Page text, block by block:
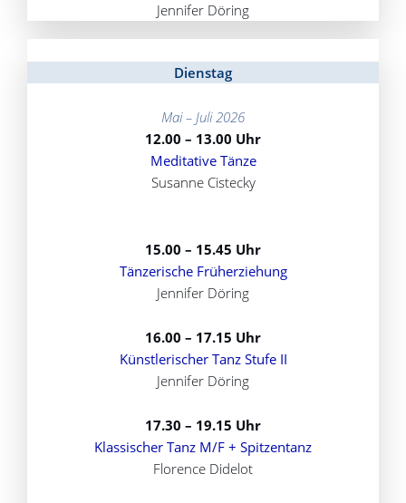
Jennifer Döring
Dienstag
Mai – Juli 2026
12.00 – 13.00 Uhr
Meditative Tänze
Susanne Cistecky
15.00 – 15.45 Uhr
Tänzerische Früherziehung
Jennifer Döring
16.00 – 17.15 Uhr
Künstlerischer Tanz Stufe II
Jennifer Döring
17.30 – 19.15 Uhr
Klassischer Tanz M/F + Spitzentanz
Florence Didelot